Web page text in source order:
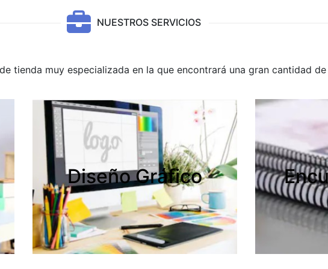
NUESTROS SERVICIOS
tienda muy especializada en la que encontrará una gran cantidad
Diseño Gráfico
Diseño Gráfico